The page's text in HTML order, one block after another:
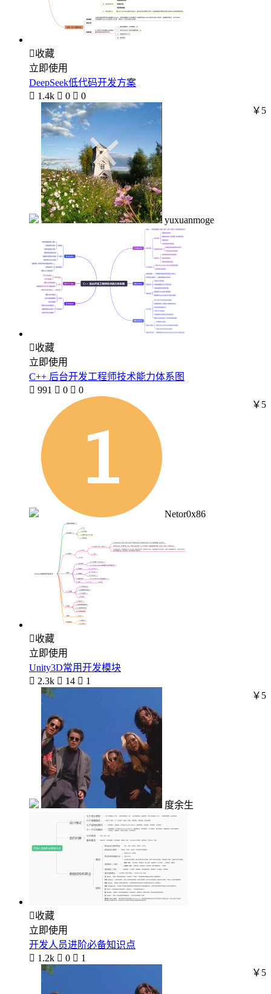
收藏
立即使用
DeepSeek低代码开发方案
 1.4k  0  0
yuxuanmoge
￥5
收藏
立即使用
C++ 后台开发工程师技术能力体系图
 991  0  0
Netor0x86
￥5
收藏
立即使用
Unity3D常用开发模块
 2.3k  14  1
度余生
￥5
收藏
立即使用
开发人员进阶必备知识点
 1.2k  0  1
￥5